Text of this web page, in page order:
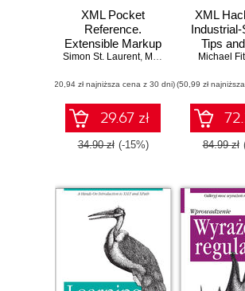
XML Pocket
Reference.
Extensible Markup
Language. 3rd
Simon St. Laurent, Michael Fitzgerald
(20,94 zł najniższa cena z 30 dni)
29.67 zł
34.90 zł (-15%)
XML
Industrial-
Tips
Michael
(50,99 zł
84.99 zł